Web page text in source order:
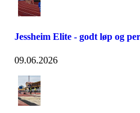
Jessheim Elite - godt løp og
09.06.2026